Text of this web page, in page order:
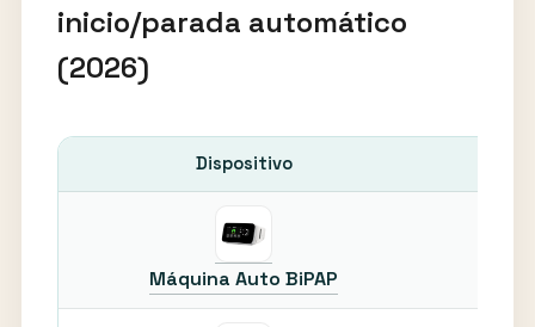
inicio/parada automático
(2026)
Dispositivo
Máquina Auto BiPAP